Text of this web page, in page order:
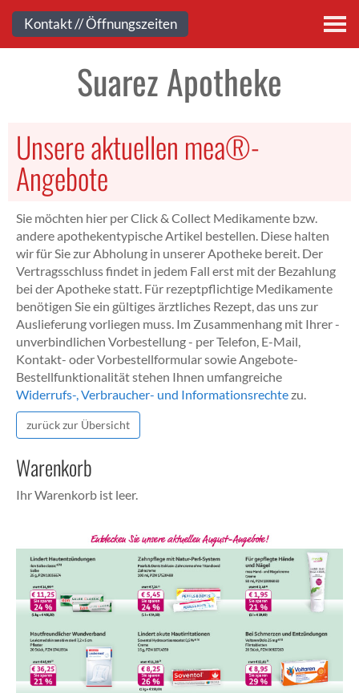
Kontakt
Suarez Apotheke
Unsere aktuellen mea®-
Angebote
Sie möchten hier per Click & Collect Medikamente bzw.
andere apothekentypische Artikel bestellen. Diese halten
wir für Sie zur Abholung in unserer Apotheke bereit. Der
Vertragsschluss findet in jedem Fall erst mit der Bezahlung
bei der Apotheke statt. Für rezeptpflichtige Medikamente
benötigen Sie ein gültiges ärztliches Rezept, das uns zur
Auslieferung vorliegen muss. Im Zusammenhang mit Ihrer -
unverbindlichen Vorbestellung - per Telefon, E-Mail,
Kontakt- oder Vorbestellformular sowie Angebote-
Bestellfunktionalität stehen Ihnen umfangreiche
Widerrufs-, Verbraucher- und Informationsrechtezu.
zurück zur Übersicht
Warenkorb
Ihr Warenkorb ist leer.
Kontakt // Öffnungszeiten